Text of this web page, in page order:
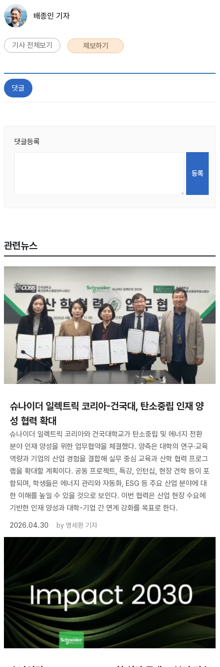
배종인 기자
기사 전체보기 제보하기
댓글
댓글등록
관련뉴스
슈나이더 일렉트릭 코리아-건국대, 탄소중립 인재 양
성 협력 확대
슈나이더 일렉트릭 코리아와 건국대학교가 탄소중립 및 에너지 전환
분야 인재 양성을 위한 업무협약을 체결했다. 양측은 대학의 연구·교육
역량과 기업의 산업 경험을 결합해 실무 중심 교육과 산학 협력 프로그
램을 확대할 계획이다. 공동 프로젝트, 특강, 인턴십, 현장 견학 등이 포
함되며, 학생들은 에너지 관리와 자동화, ESG 등 주요 산업 분야에 대
한 이해를 높일 수 있을 것으로 보인다. 이번 협력은 산업 현장 수요에
기반한 인재 양성과 대학-기업 간 연계 강화를 목표로 한다.
2026.04.30
by 명세환 기자